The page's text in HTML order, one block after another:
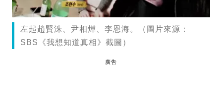
左起趙賢洙、尹相燁、李恩海。（圖片來源：
SBS《我想知道真相》截圖）
廣告